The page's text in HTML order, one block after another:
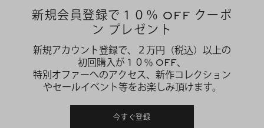
新規会員登録で１０％ OFF クーポ
ン プレゼント
新規アカウント登録で、２万円（税込）以上の
初回購入が１０％ OFF、
特別オファーへのアクセス、新作コレクション
やセールイベント等をお楽しみ頂けます。
今すぐ登録